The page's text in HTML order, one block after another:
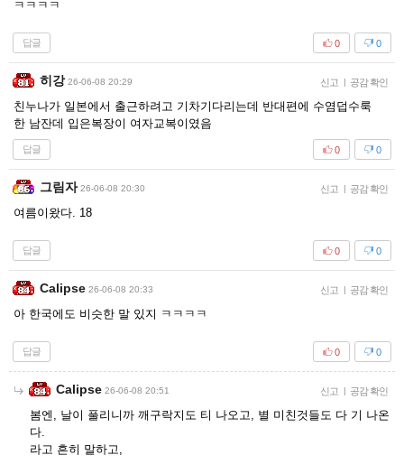
ㅋㅋㅋㅋ
답글 0
0
히강 26-06-08 20:29 신고 | 공감 확인
친누나가 일본에서 출근하려고 기차기다리는데 반대편에 수염덥수룩
한 남잔데 입은복장이 여자교복이였음
답글 0
0
그림자 26-06-08 20:30 신고 | 공감 확인
여름이왔다. 18
답글 0
0
Calipse 26-06-08 20:33 신고 | 공감 확인
아 한국에도 비슷한 말 있지 ㅋㅋㅋㅋ
답글 0
0
Calipse 26-06-08 20:51 신고 | 공감 확인
봄엔, 날이 풀리니까 깨구락지도 티 나오고, 별 미친것들도 다 기 나온
다.
라고 흔히 말하고,